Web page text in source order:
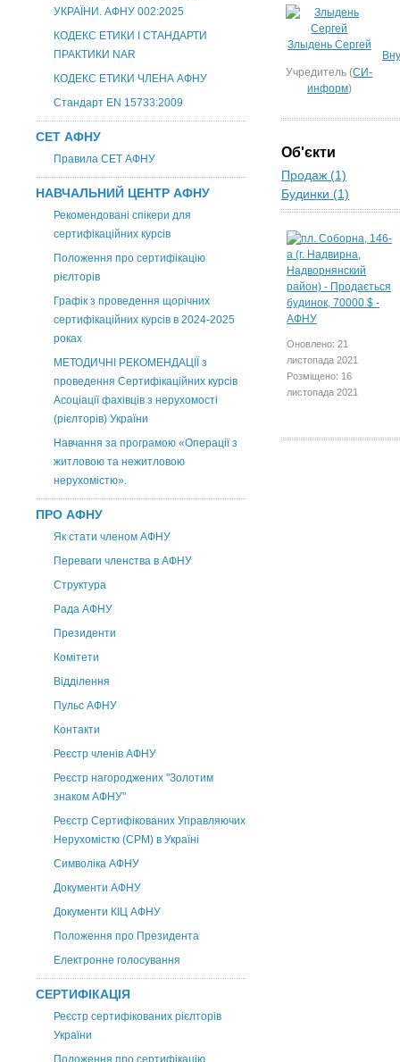
УКРАЇНИ. АФНУ 002:2025
КОДЕКС ЕТИКИ І СТАНДАРТИ
ПРАКТИКИ NAR
КОДЕКС ЕТИКИ ЧЛЕНА АФНУ
Стандарт EN 15733:2009
СЕТ АФНУ
Правила СЕТ АФНУ
НАВЧАЛЬНИЙ ЦЕНТР АФНУ
Рекомендовані спікери для
сертифікаційних курсів
Положення про сертифікацію
рієлторів
Графік з проведення щорічних
сертифікаційних курсів в 2024-2025
роках
МЕТОДИЧНІ РЕКОМЕНДАЦІЇ з
проведення Сертифікаційних курсів
Асоціації фахівців з нерухомості
(рієлторів) України
Навчання за програмою «Операції з
житловою та нежитловою
нерухомістю».
ПРО АФНУ
Як стати членом АФНУ
Переваги членства в АФНУ
Структура
Рада АФНУ
Президенти
Комітети
Відділення
Пульс АФНУ
Контакти
Реєстр членів АФНУ
Реєстр нагороджених "Золотим
знаком АФНУ"
Реєстр Сертифікованих Управляючих
Нерухомістю (CPM) в Україні
Символіка АФНУ
Документи АФНУ
Документи КІЦ АФНУ
Положення про Президента
Електронне голосування
СЕРТИФІКАЦІЯ
Реєстр сертифікованих рієлторів
України
Положення про сертифікацію
Злыдень Сергей
Учредитель (СИ-
информ)
Об'єкти
Продаж (1)
Будинки (1)
Оновлено: 21
листопада 2021
Розміщено: 16
листопада 2021